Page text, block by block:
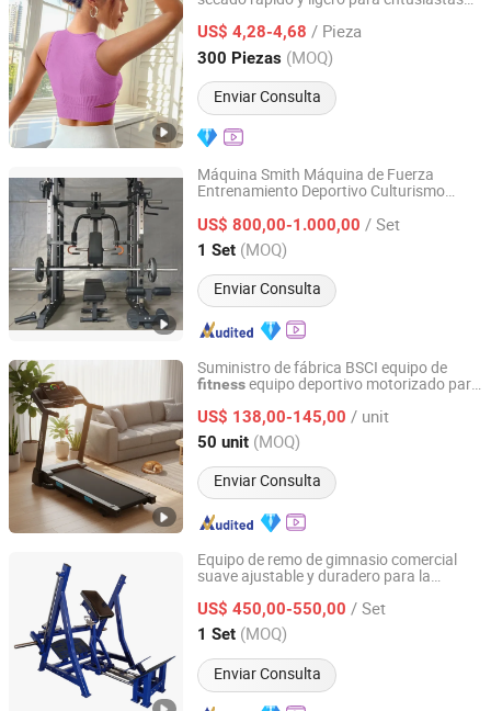
US$ 4,28-4,68 / Pieza
300 Piezas (MOQ)
Enviar Consulta
Ningbo tripleyoga Co., Ltd.
Zhejiang, China Desde 2025
Máquina Smith Máquina de Fuerza
Entrenamiento Deportivo Culturismo
Equipo deFitness
US$ 800,00-1.000,00 / Set
1 Set (MOQ)
Enviar Consulta
Zibo Qingtian Machinery Factory
Shandong, China Desde 2025
Suministro de fábrica BSCI equipo de
fitnessequipo deportivo motorizado para
US$ 138,00-145,00 / unit
50 unit (MOQ)
Enviar Consulta
Xiamen Kstar Sports Co., Ltd.
Fujian, China Desde 2026
Equipo de remo de gimnasio comercial
suave ajustable y duradero para la
US$ 450,00-550,00 / Set
1 Set (MOQ)
Enviar Consulta
Dezhou TOP Fitness Equipment Co., Ltd.
Shandong, China Desde 2021